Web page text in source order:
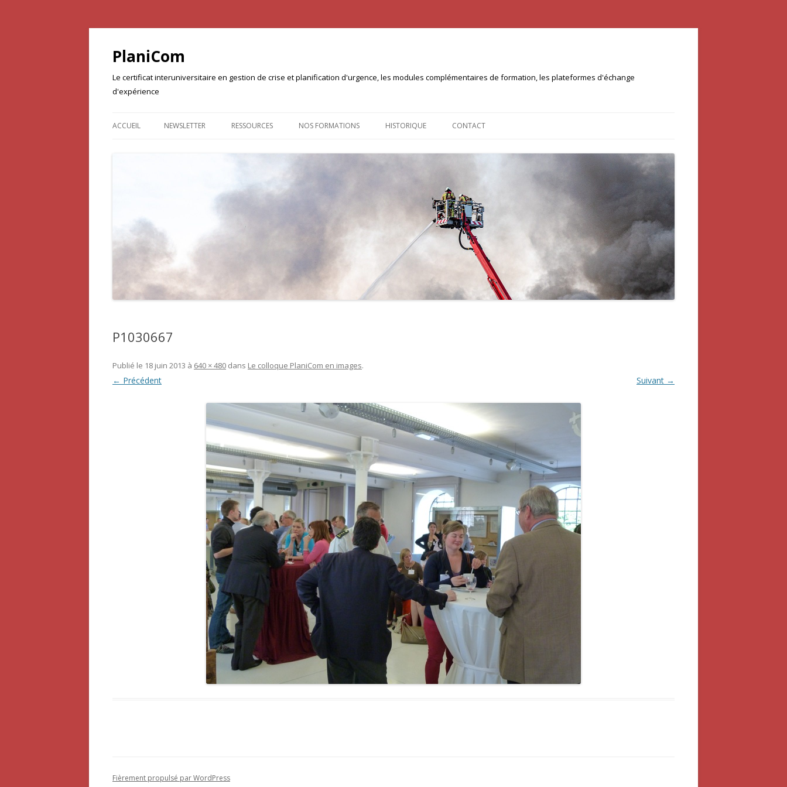
PlaniCom
Le certificat interuniversitaire en gestion de crise et planification d'urgence, les modules complémentaires de formation, les plateformes d'échange
d'expérience
au
contenu
ACCUEIL NEWSLETTER RESSOURCES NOS FORMATIONS HISTORIQUE CONTACT
P1030667
Publié le 18 juin 2013 à 640 × 480 dans Le colloque PlaniCom en images.
← Précédent Suivant →
Fièrement propulsé par WordPress